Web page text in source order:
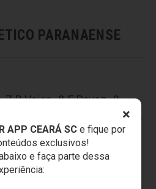
×
APP CEARÁ SCe fique por
exclusivos!
e faça parte dessa
PARANAENSE
R.Veiga , 8-E.Pavez , 9-
Paulo André , 17-Guilherme ,
, 26-T.Carleto